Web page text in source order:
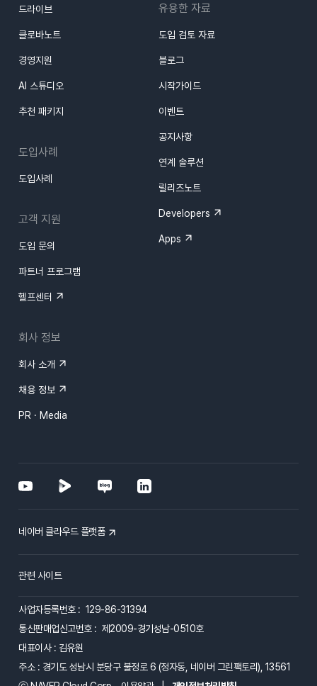
드라이브
클로바노트
경영지원
AI 스튜디오
추천 패키지
도입사례
도입사례
고객 지원
도입 문의
파트너 프로그램
헬프센터
회사 정보
회사 소개
채용 정보
PR · Media
유용한 자료
도입 검토 자료
블로그
시작가이드
이벤트
공지사항
연계 솔루션
릴리즈노트
Developers
Apps
사업자등록번호 : 129-86-31394
통신판매업신고번호 : 제2009-경기성남-0510호
대표이사 : 김유원
주소 : 경기도 성남시 분당구 불정로 6 (정자동, 네이버 그린팩토리), 13561
네이버 클라우드 플랫폼
관련 사이트